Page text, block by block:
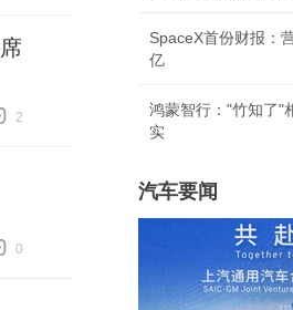
2
0
SpaceX首份财报：
亿
鸿蒙智行："竹知了"
实
汽车要闻